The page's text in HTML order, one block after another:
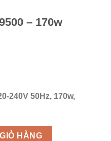
– 170w
240V 50Hz, 170w,
số lượng
HÀNG